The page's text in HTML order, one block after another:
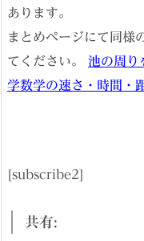
あります。
まとめページにて同様
てください。 池の周り
学数学の速さ・時間・
[subscribe2]
共有: